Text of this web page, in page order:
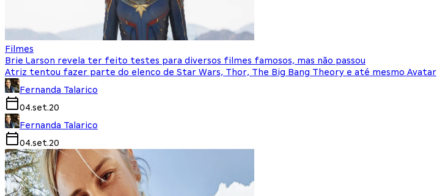
Filmes
Brie Larson revela ter feito testes para diversos filmes famosos, mas não passou
Atriz tentou fazer parte do elenco de Star Wars, Thor, The Big Bang Theory e até mesmo Avatar
Fernanda Talarico
04.set.20
Fernanda Talarico
04.set.20